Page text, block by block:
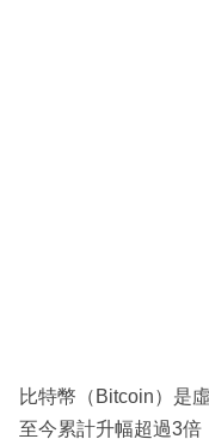
區
比特幣（Bitcoin）是
至今累計升幅超過3倍